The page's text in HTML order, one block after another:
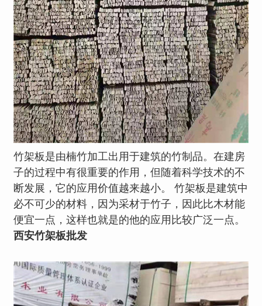
竹架板是由楠竹加工出用于建筑的竹制品。在建房
子的过程中有很重要的作用，但随着科学技术的不
断发展，它的应用价值越来越小。 竹架板是建筑中
必不可少的材料，因为采材于竹子，因此比木材能
便宜一点，这样也就是的他的应用比较广泛一点。
西安竹架板批发